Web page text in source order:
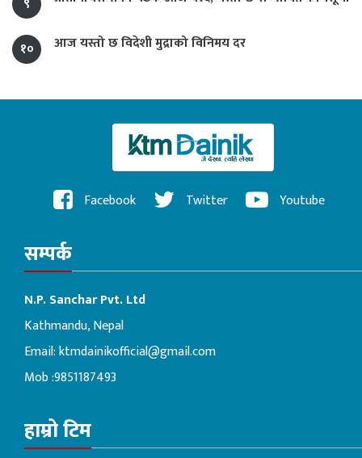
१० आज यस्तो छ विदेशी मुद्राको विनिमय दर
Facebook Twitter Youtube
सम्पर्क
N.P. Sanchar Pvt. Ltd
Kathmandu, Nepal
Email:ktmdainikofficial@gmail.com
Mob :9851187493
हाम्रो टिम